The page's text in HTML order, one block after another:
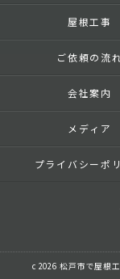
屋根工事
ご依頼の流
会社案内
メディア
プライバシーポ
c 2026 松戸市で屋根